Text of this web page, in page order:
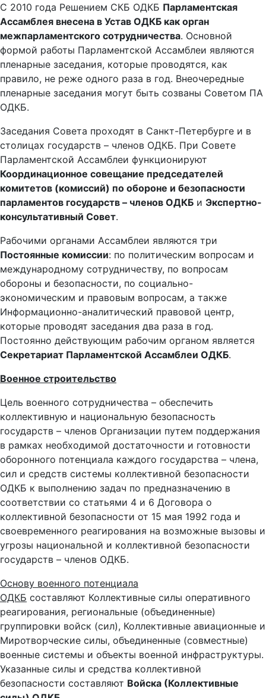
С 2010 года Решением СКБ ОДКБ Парламентская
Ассамблея внесена в Устав ОДКБ как орган
межпарламентского сотрудничества. Основной
формой работы Парламентской Ассамблеи являются
пленарные заседания, которые проводятся, как
правило, не реже одного раза в год. Внеочередные
пленарные заседания могут быть созваны Советом ПА
ОДКБ.
Заседания Совета проходят в Санкт-Петербурге и в
столицах государств – членов ОДКБ. При Совете
Парламентской Ассамблеи функционируют
Координационное совещание председателей
комитетов (комиссий) по обороне и безопасности
парламентов государств – членов ОДКБ и Экспертно-
консультативный Совет.
Рабочими органами Ассамблеи являются три
Постоянные комиссии: по политическим вопросам и
международному сотрудничеству, по вопросам
обороны и безопасности, по социально-
экономическим и правовым вопросам, а также
Информационно-аналитический правовой центр,
которые проводят заседания два раза в год.
Постоянно действующим рабочим органом является
Секретариат Парламентской Ассамблеи ОДКБ.
Военное строительство
Цель военного сотрудничества – обеспечить
коллективную и национальную безопасность
государств – членов Организации путем поддержания
в рамках необходимой достаточности и готовности
оборонного потенциала каждого государства – члена,
сил и средств системы коллективной безопасности
ОДКБ к выполнению задач по предназначению в
соответствии со статьями 4 и 6 Договора о
коллективной безопасности от 15 мая 1992 года и
своевременного реагирования на возможные вызовы и
угрозы национальной и коллективной безопасности
государств – членов ОДКБ.
Основу военного потенциала
ОДКБ составляют Коллективные силы оперативного
реагирования, региональные (объединенные)
группировки войск (сил), Коллективные авиационные и
Миротворческие силы, объединенные (совместные)
военные системы и объекты военной инфраструктуры.
Указанные силы и средства коллективной
безопасности составляют Войска (Коллективные